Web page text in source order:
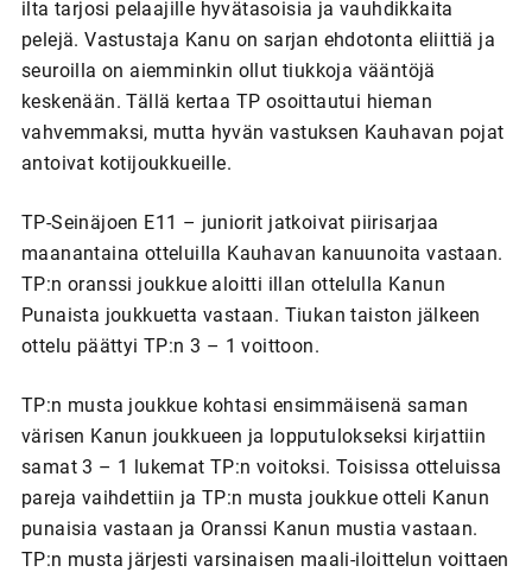
ilta tarjosi pelaajille hyvätasoisia ja vauhdikkaita
pelejä. Vastustaja Kanu on sarjan ehdotonta eliittiä ja
seuroilla on aiemminkin ollut tiukkoja vääntöjä
keskenään. Tällä kertaa TP osoittautui hieman
vahvemmaksi, mutta hyvän vastuksen Kauhavan pojat
antoivat kotijoukkueille.
TP-Seinäjoen E11 – juniorit jatkoivat piirisarjaa
maanantaina otteluilla Kauhavan kanuunoita vastaan.
TP:n oranssi joukkue aloitti illan ottelulla Kanun
Punaista joukkuetta vastaan. Tiukan taiston jälkeen
ottelu päättyi TP:n 3 – 1 voittoon.
TP:n musta joukkue kohtasi ensimmäisenä saman
värisen Kanun joukkueen ja lopputulokseksi kirjattiin
samat 3 – 1 lukemat TP:n voitoksi. Toisissa otteluissa
pareja vaihdettiin ja TP:n musta joukkue otteli Kanun
punaisia vastaan ja Oranssi Kanun mustia vastaan.
TP:n musta järjesti varsinaisen maali-iloittelun voittaen